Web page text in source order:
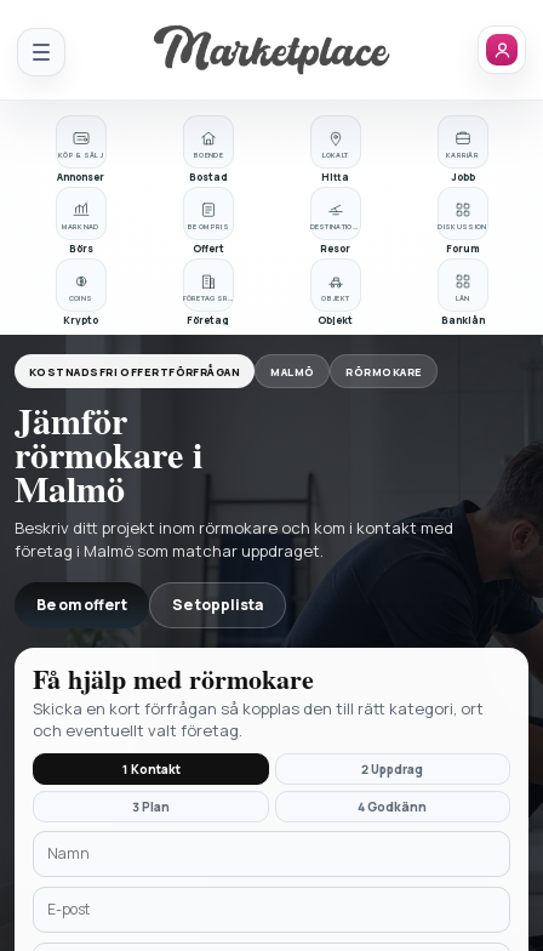
Meny
KÖP & SÄLJ
Annonser
BOENDE
Bostad
OBJEKT
Objekt
BE OM PRIS
Offert
Företag
LÅN
Banklån
MARKNAD
Börs
LOKALT
Hitta
KARRIÄR
Jobb
Resor
COINS
Krypto
DISKUSSION
Forum
KOSTNADSFRI OFFERTFÖRFRÅGAN MALMÖ RÖRMOKARE
Jämför
rörmokare i
Malmö
Beskriv ditt projekt inom rörmokare och kom i kontakt med
företag i Malmö som matchar uppdraget.
Be om offert Se topplista
Få hjälp medrörmokare
Skicka en kort förfrågan så kopplas den till rätt kategori, ort
och eventuellt valt företag.
1 Kontakt 2 Uppdrag
3 Plan 4 Godkänn